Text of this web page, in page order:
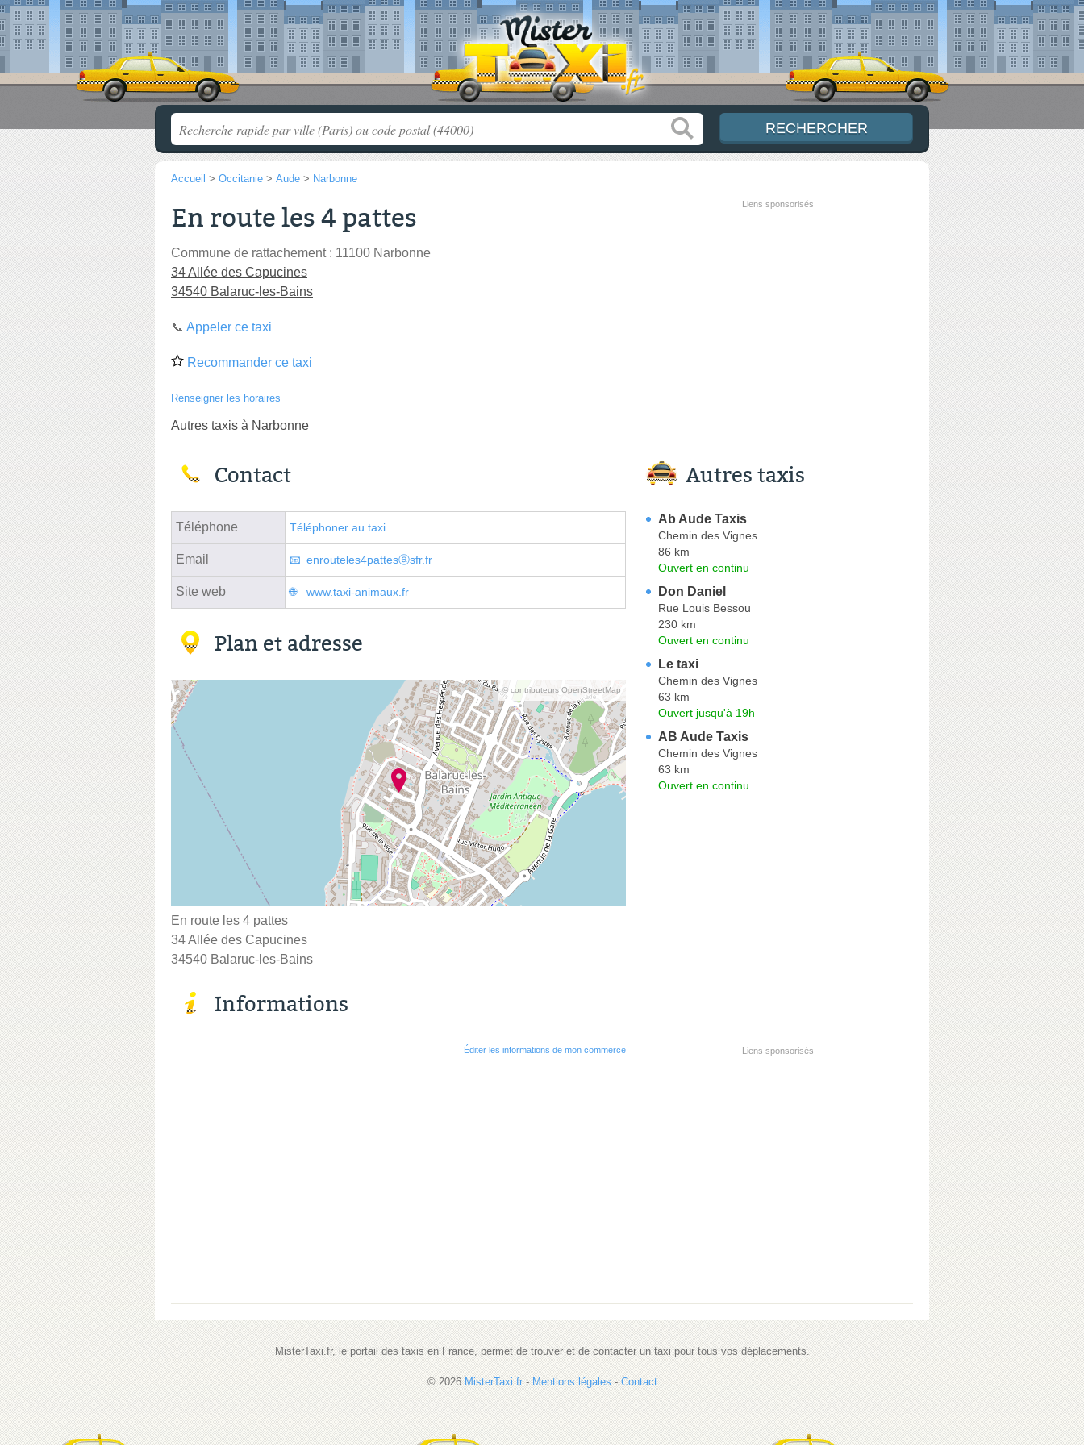
Accueil > Occitanie > Aude > Narbonne
En route les 4 pattes
Commune de rattachement : 11100 Narbonne
34 Allée des Capucines
34540 Balaruc-les-Bains
📞 Appeler ce taxi
Recommander ce taxi
Renseigner les horaires
Autres taxis à Narbonne
Contact
Téléphone Téléphoner au taxi
Email enrouteles4pattesⓐsfr.fr
Site web www.taxi-animaux.fr
Plan et adresse
© contributeurs OpenStreetMap
En route les 4 pattes
34 Allée des Capucines
34540 Balaruc-les-Bains
Informations
Éditer les informations de mon commerce
Autres taxis
Ab Aude Taxis
Chemin des Vignes
86 km
Ouvert en continu
Don Daniel
Rue Louis Bessou
230 km
Ouvert en continu
Le taxi
Chemin des Vignes
63 km
Ouvert jusqu'à 19h
AB Aude Taxis
Chemin des Vignes
63 km
Ouvert en continu
MisterTaxi.fr, le portail des taxis en France, permet de trouver et de contacter un taxi pour tous vos déplacements.
© 2026 MisterTaxi.fr - Mentions légales -Contact